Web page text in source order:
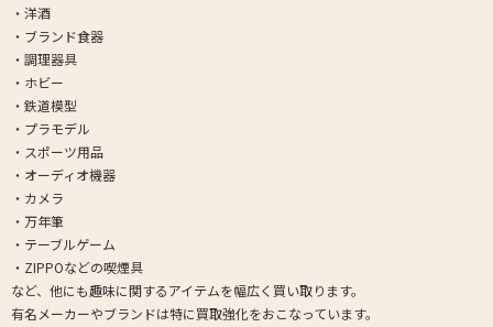
・洋酒
・ブランド食器
・調理器具
・ホビー
・鉄道模型
・プラモデル
・スポーツ用品
・オーディオ機器
・カメラ
・万年筆
・テーブルゲーム
・ZIPPOなどの喫煙具
など、他にも趣味に関するアイテムを幅広く買い取ります。
有名メーカーやブランドは特に買取強化をおこなっています。